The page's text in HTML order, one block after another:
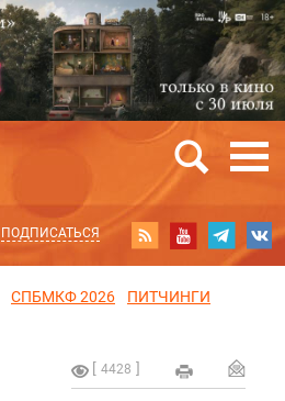
ПОДПИСАТЬСЯ
СПБМКФ 2026
ПИТЧИНГИ
4428